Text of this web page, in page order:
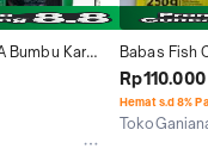
Bumbu Kari
Meat
bubuk
Babas Fish
Bumbu Kari
Rp110.000
Hemat s.d 8%